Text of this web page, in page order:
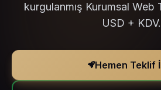
kurgulanmış Kurumsal Web
USD + KDV.
Hemen Teklif